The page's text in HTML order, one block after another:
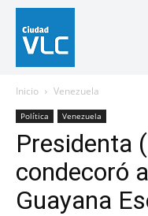
Inicio Venezuela
Política Venezuela
Presidenta
condecoró
Guayana